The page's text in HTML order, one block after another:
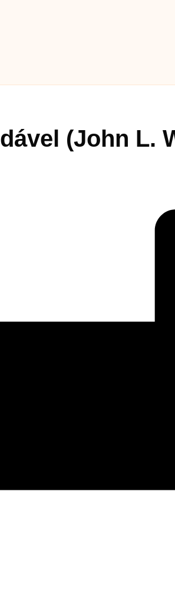
(John L.